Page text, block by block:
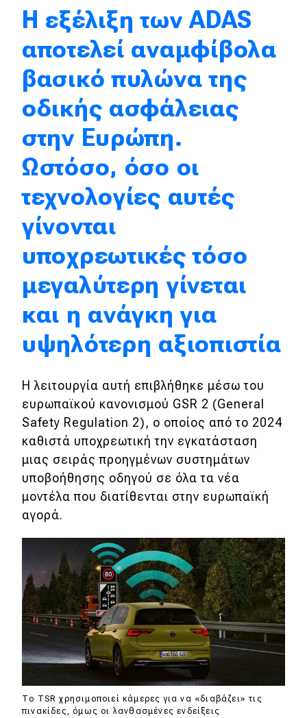
Formula 1
Motorsport
Eco
Νέα
Τεχνολογία
Mobility
Σταθμοί φόρτισης
Classic
Παρουσιάσεις
DRIVE Away
MOTO
Μεταχειρισμένο
Οδηγός αγοράς
Συμβουλές
Χρηστικά
Συμβουλές
ΚΤΕΟ
Οδική βοήθεια
eDRIVE
Η εξέλιξη των ADAS
αποτελεί αναμφίβολα
βασικό πυλώνα της
οδικής ασφάλειας
στην Ευρώπη.
Ωστόσο, όσο οι
τεχνολογίες αυτές
γίνονται
υποχρεωτικές τόσο
μεγαλύτερη γίνεται
και η ανάγκη για
υψηλότερη αξιοπιστία
Η λειτουργία αυτή επιβλήθηκε μέσω του
ευρωπαϊκού κανονισμού GSR 2 (General
Safety Regulation 2), ο οποίος από το 2024
καθιστά υποχρεωτική την εγκατάσταση
μιας σειράς προηγμένων συστημάτων
υποβοήθησης οδηγού σε όλα τα νέα
μοντέλα που διατίθενται στην ευρωπαϊκή
αγορά.
Το TSR χρησιμοποιεί κάμερες για να «διαβάζει» τις
πινακίδες, όμως οι λανθασμένες ενδείξεις